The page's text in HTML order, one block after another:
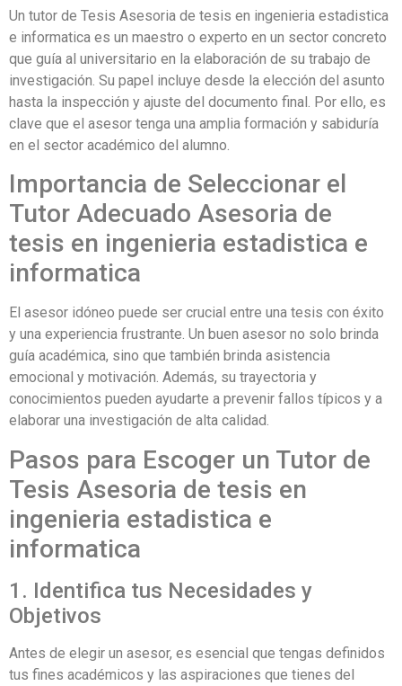
Un tutor de Tesis Asesoria de tesis en ingenieria estadistica
e informatica es un maestro o experto en un sector concreto
que guía al universitario en la elaboración de su trabajo de
investigación. Su papel incluye desde la elección del asunto
hasta la inspección y ajuste del documento final. Por ello, es
clave que el asesor tenga una amplia formación y sabiduría
en el sector académico del alumno.
Importancia de Seleccionar el
Tutor Adecuado Asesoria de
tesis en ingenieria estadistica e
informatica
El asesor idóneo puede ser crucial entre una tesis con éxito
y una experiencia frustrante. Un buen asesor no solo brinda
guía académica, sino que también brinda asistencia
emocional y motivación. Además, su trayectoria y
conocimientos pueden ayudarte a prevenir fallos típicos y a
elaborar una investigación de alta calidad.
Pasos para Escoger un Tutor de
Tesis Asesoria de tesis en
ingenieria estadistica e
informatica
1. Identifica tus Necesidades y
Objetivos
Antes de elegir un asesor, es esencial que tengas definidos
tus fines académicos y las aspiraciones que tienes del